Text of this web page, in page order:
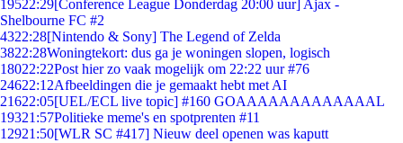
19522:29[Conference League Donderdag 20:00 uur] Ajax -
Shelbourne FC #2
4322:28[Nintendo & Sony] The Legend of Zelda
3822:28Woningtekort: dus ga je woningen slopen, logisch
18022:22Post hier zo vaak mogelijk om 22:22 uur #76
24622:12Afbeeldingen die je gemaakt hebt met AI
21622:05[UEL/ECL live topic] #160 GOAAAAAAAAAAAAAL
19321:57Politieke meme's en spotprenten #11
12921:50[WLR SC #417] Nieuw deel openen was kaputt